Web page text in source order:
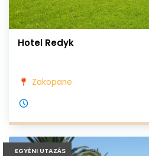
Hotel Redyk
Zakopane
EGYÉNI UTAZÁS